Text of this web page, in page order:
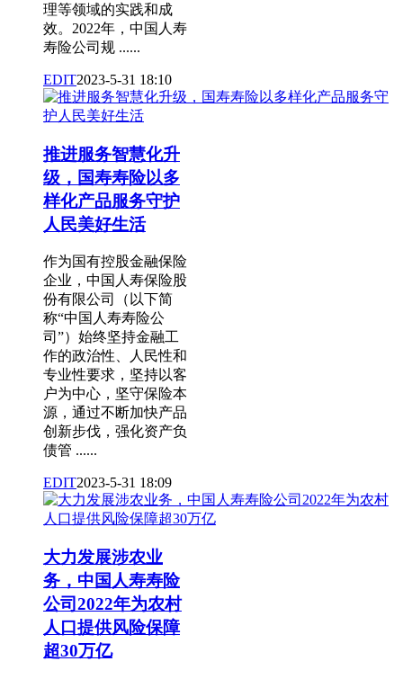
理等领域的实践和成
效。2022年，中国人寿
寿险公司规 ......
EDIT2023-5-31 18:10
推进服务智慧化升
级，国寿寿险以多
样化产品服务守护
人民美好生活
作为国有控股金融保险
企业，中国人寿保险股
份有限公司（以下简
称“中国人寿寿险公
司”）始终坚持金融工
作的政治性、人民性和
专业性要求，坚持以客
户为中心，坚守保险本
源，通过不断加快产品
创新步伐，强化资产负
债管 ......
EDIT2023-5-31 18:09
大力发展涉农业
务，中国人寿寿险
公司2022年为农村
人口提供风险保障
超30万亿